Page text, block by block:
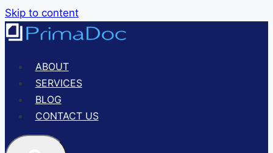
Skip to content
ABOUT
SERVICES
BLOG
CONTACT US